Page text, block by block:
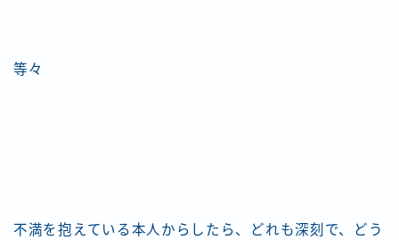
等々
不満を抱えている本人からしたら、どれも深刻で、どう